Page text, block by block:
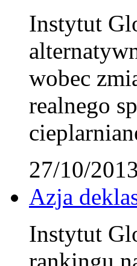
Instytut
wobec
realnego
27/10/
Azja
Instytut
rankingu